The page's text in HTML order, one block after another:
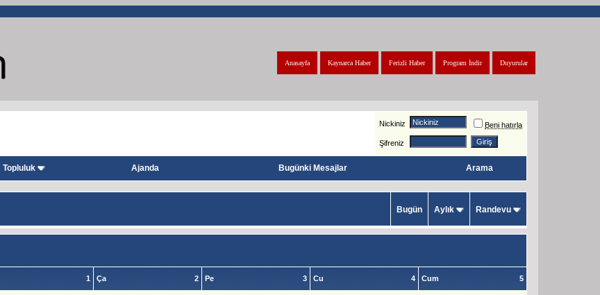
Duyurular
Program İndir
Ferizli Haber
Kaynarca Haber
Anasayfa
Nickiniz Beni hatırla
Şifreniz
Topluluk Ajanda Bugünki Mesajlar Arama
Bugün Aylık Randevu
1 2
Ça 3
Pe 4
Cu 5
Cum